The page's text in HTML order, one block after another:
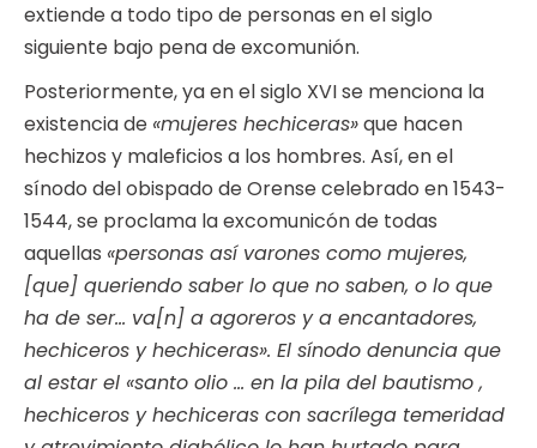
extiende a todo tipo de personas en el siglo
siguiente bajo pena de excomunión.
Posteriormente, ya en el siglo XVI se menciona la
existencia de «mujeres hechiceras»que hacen
hechizos y maleficios a los hombres. Así, en el
sínodo del obispado de Orense celebrado en 1543-
1544, se proclama la excomunicón de todas
aquellas «personas así varones como mujeres,
[que] queriendo saber lo que no saben, o lo que
ha de ser… va[n] a agoreros y a encantadores,
hechiceros y hechiceras». El sínodo denuncia que
al estar el «santo olio … en la pila del bautismo ,
hechiceros y hechiceras con sacrílega temeridad